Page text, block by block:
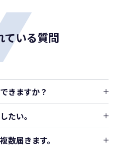
ている質問
きますか？
たい。
数届きます。